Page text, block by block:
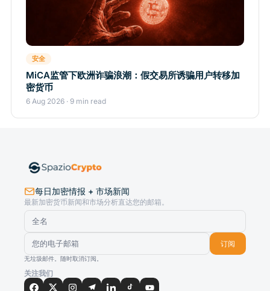
安全
MiCA监管下欧洲诈骗浪潮：假交易所诱骗用户转移加
密货币
6 Aug 2026 · 9 min read
每日加密情报 + 市场新闻
最新加密货币新闻和市场分析直达您的邮箱。
订阅
无垃圾邮件。随时取消订阅。
关注我们